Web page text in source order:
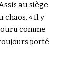
au siège
chaos. « Il y
comme
porté